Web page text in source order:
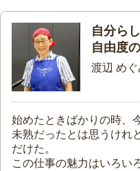
自分ら
自由度
渡辺 め
始めたときばかりの時、
未熟だったとは思うけれ
だけた。
この仕事の魅力はいろい